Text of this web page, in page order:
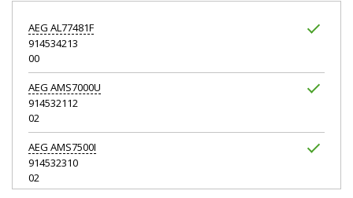
AEG AL77481F
914534213
00
AEG AMS7000U
914532112
02
AEG AMS7500I
914532310
02